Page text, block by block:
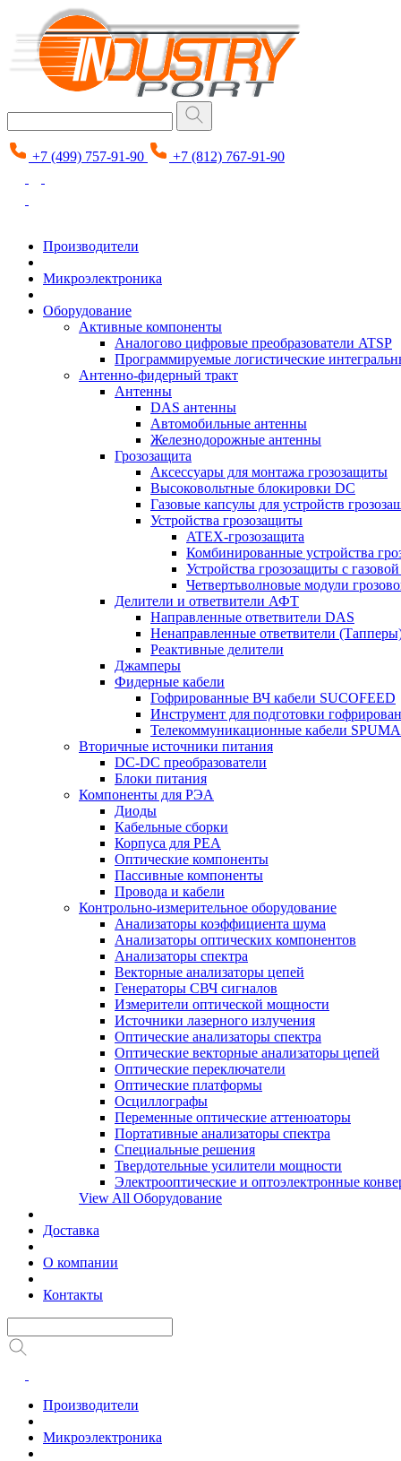
+7 (499) 757-91-90 +7 (812) 767-91-90
Производители
Микроэлектроника
Оборудование
Активные компоненты
Аналогово цифровые преобразователи ATSP
Программируемые логистические
Антенно-фидерный тракт
Антенны
DAS антенны
Автомобильные антенны
Железнодорожные антенны
Грозозащита
Аксессуары для монтажа грозозащиты
Высоковольтные блокировки DC
Газовые капсулы для устройств
Устройства грозозащиты
ATEX-грозозащита
Комбинированные устройства
Устройства грозозащиты с
Четвертьволновые модули
Делители и ответвители АФТ
Направленные ответвители DAS
Ненаправленные ответвители
Реактивные делители
Джамперы
Фидерные кабели
Гофрированные ВЧ кабели SUCOFEED
Инструмент для подготовки
Телекоммуникационные кабели SPUMA
Вторичные источники питания
DC-DC преобразователи
Блоки питания
Компоненты для РЭА
Диоды
Кабельные сборки
Корпуса для РЕА
Оптические компоненты
Пассивные компоненты
Провода и кабели
Контрольно-измерительное оборудование
Анализаторы коэффициента шума
Анализаторы оптических компонентов
Анализаторы спектра
Векторные анализаторы цепей
Генераторы СВЧ сигналов
Измерители оптической мощности
Источники лазерного излучения
Оптические анализаторы спектра
Оптические векторные анализаторы цепей
Оптические переключатели
Оптические платформы
Осциллографы
Переменные оптические аттенюаторы
Портативные анализаторы спектра
Специальные решения
Твердотельные усилители мощности
Электрооптические и оптоэлектронные
View All Оборудование
Доставка
О компании
Контакты
Производители
Микроэлектроника